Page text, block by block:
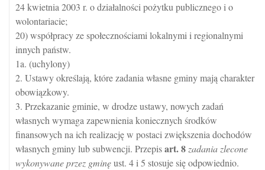
24 kwietnia 2003 r. o działalności pożytku publicznego i o
wolontariacie;
20) współpracy ze społecznościami lokalnymi i regionalnymi
innych państw.
1a. (uchylony)
2. Ustawy określają, które zadania własne gminy mają charakter
obowiązkowy.
3. Przekazanie gminie, w drodze ustawy, nowych zadań
własnych wymaga zapewnienia koniecznych środków
finansowych na ich realizację w postaci zwiększenia dochodów
własnych gminy lub subwencji. Przepisart.8 zadania zlecone
wykonywane przez gminęust. 4 i 5 stosuje się odpowiednio.